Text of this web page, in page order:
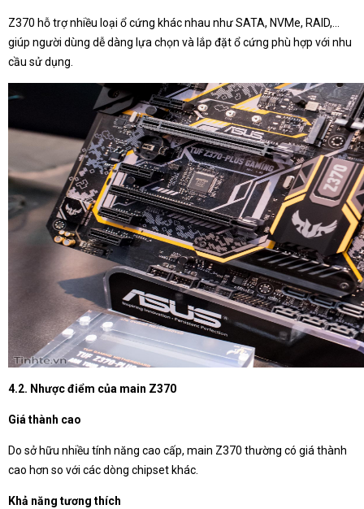
Z370 hỗ trợ nhiều loại ổ cứng khác nhau như SATA, NVMe, RAID,...
giúp người dùng dễ dàng lựa chọn và lắp đặt ổ cứng phù hợp với nhu
cầu sử dụng.
4.2. Nhược điểm của main Z370
Giá thành cao
Do sở hữu nhiều tính năng cao cấp, main Z370 thường có giá thành
cao hơn so với các dòng chipset khác.
Khả năng tương thích